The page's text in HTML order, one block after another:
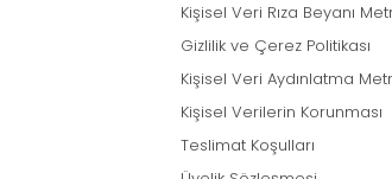
Kişisel Veri Rıza Beyanı
Gizlilik ve Çerez Politikası
Kişisel Veri Aydınlatma
Kişisel Verilerin Korunması
Teslimat Koşulları